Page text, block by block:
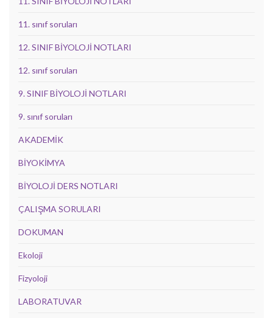
11. sınıf soruları
12. SINIF BİYOLOJİ NOTLARI
12. sınıf soruları
9. SINIF BİYOLOJİ NOTLARI
9. sınıf soruları
AKADEMİK
BİYOKİMYA
BİYOLOJİ DERS NOTLARI
ÇALIŞMA SORULARI
DOKUMAN
Ekoloji
Fizyoloji
LABORATUVAR